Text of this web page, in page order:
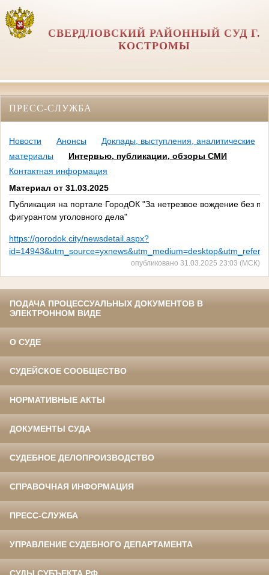
СВЕРДЛОВСКИЙ РАЙОННЫЙ СУД Г.
КОСТРОМЫ
ПРЕСС-СЛУЖБА
Новости Анонсы
Доклады, выступления, аналитические
материалы
Интервью, публикации, обзоры СМИ
Контактная информация
Материал от 31.03.2025
Публикация на портале ГородОК "За нетрезвое вождение без
фигурантом уголовного дела"
https://gorodok.city/newsdetail.aspx?
опубликовано 31.03.2025 23:03 (МСК)
ПОДАЧА ПРОЦЕССУАЛЬНЫХ ДОКУМЕНТОВ В
ЭЛЕКТРОННОМ ВИДЕ
О СУДЕ
СУДЕЙСКОЕ СООБЩЕСТВО
НОРМАТИВНЫЕ АКТЫ
ДОКУМЕНТЫ СУДА
СУДЕБНОЕ ДЕЛОПРОИЗВОДСТВО
СПРАВОЧНАЯ ИНФОРМАЦИЯ
ПРЕСС-СЛУЖБА
УПРАВЛЕНИЕ СУДЕБНОГО ДЕПАРТАМЕНТА